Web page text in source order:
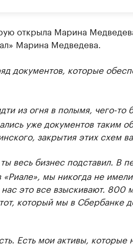
открыла Марина
Марина Медведева.
документов, которые
из огня в полымя, чего-то
уже документов таким
закрытия этих схем
весь бизнес подставил. В
мы никогда не
это все взыскивают. 800
который мы в Сбербанке
Есть мои активы, которые